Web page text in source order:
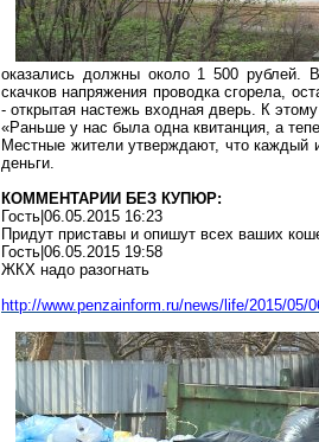
оказались должны около 1 500 рублей.
скачков напряжения проводка сгорела,
- открытая настежь входная дверь. К
«Раньше у нас была одна квитанция, а
Местные жители утверждают, что каждый
деньги.
КОММЕНТАРИИ БЕЗ КУПЮР:
Гость|06.05.2015 16:23
Придут приставы и опишут всех ваших
Гость|06.05.2015 19:58
ЖКХ надо разогнать
http://www.penzainform.ru/news/life/2015/